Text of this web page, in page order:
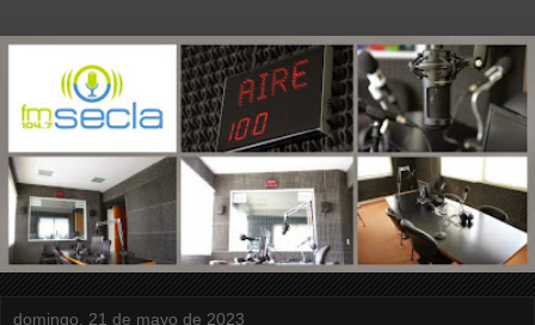
domingo, 21 de mayo de 2023